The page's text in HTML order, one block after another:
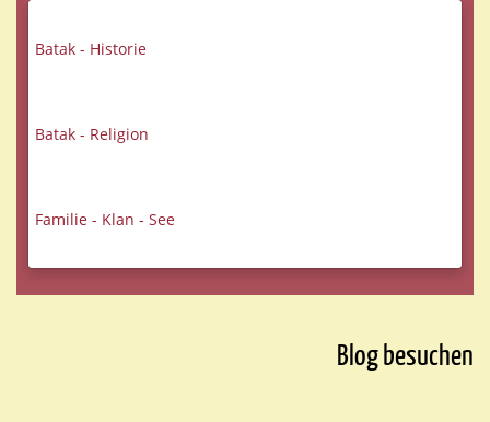
Batak - Historie
Batak - Religion
Familie - Klan - See
Blog besuchen